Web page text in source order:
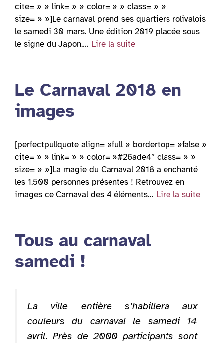
cite= » » link= » » color= » » class= » »
size= » »]Le carnaval prend ses quartiers rolivalois
le samedi 30 mars. Une édition 2019 placée sous
le signe du Japon.… Lire la suite
Le Carnaval 2018 en
images
[perfectpullquote align= »full » bordertop= »false »
cite= » » link= » » color= »#26ade4″ class= » »
size= » »]La magie du Carnaval 2018 a enchanté
les 1.500 personnes présentes ! Retrouvez en
images ce Carnaval des 4 éléments… Lire la suite
Tous au carnaval
samedi !
La ville entière s’habillera aux
couleurs du carnaval le samedi 14
avril. Près de 2000 participants sont